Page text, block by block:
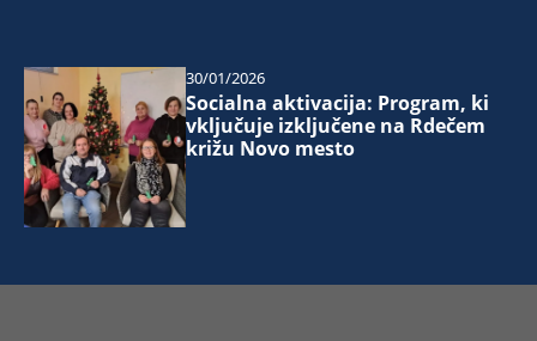
Socialna aktivacija: Program, ki
vključuje izključene na Rdečem
križu Novo mesto
30/01/2026